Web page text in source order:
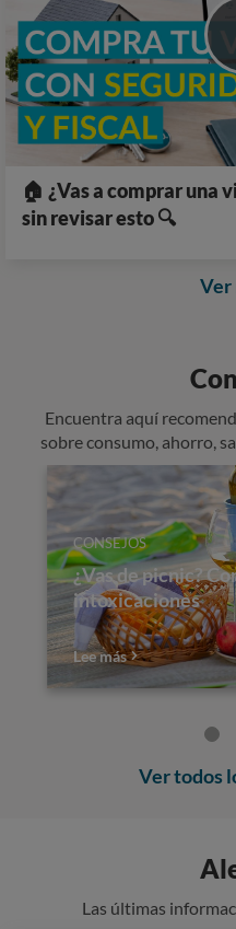
🏠 ¿Vas a comprar una
sin revisar esto 🔍
Ver
Encuentra aquí
sobre consumo, ahorro,
CONSEJOS
¿Vas de picnic?
intoxicaciones
Lee más
Ver todos
Las últimas